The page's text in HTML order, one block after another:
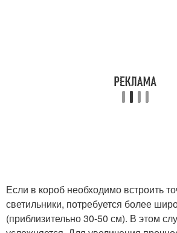
Если в короб необходимо встроить
светильники, потребуется более
(приблизительно 30-50 см). В этом